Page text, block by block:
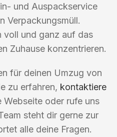
und Auspackservice
Verpackungsmüll.
voll und ganz auf das
Zuhause konzentrieren.
für deinen Umzug von
zu erfahren, kontaktiere
Webseite oder rufe uns
steht dir gerne zur
alle deine Fragen.